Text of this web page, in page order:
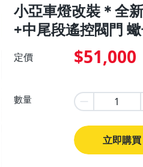
小亞車燈改裝＊全
+中尾段遙控閥門
定價 $51,000
數量
立即購買